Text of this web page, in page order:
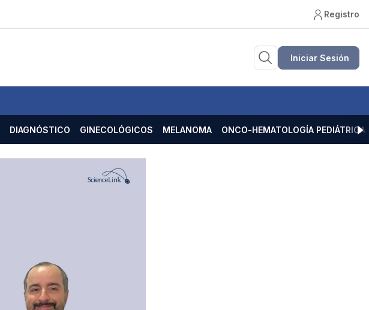
Registro
Iniciar Sesión
DIAGNÓSTICO GINECOLÓGICOS MELANOMA ONCO-HEMATOLOGÍA PEDIÁTRICA